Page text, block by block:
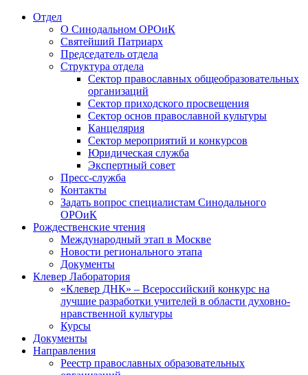
Отдел
О Синодальном ОРОиК
Святейший Патриарх
Председатель отдела
Структура отдела
Сектор православных общеобразовательных
организаций
Сектор приходского просвещения
Сектор основ православной культуры
Канцелярия
Сектор мероприятий и конкурсов
Юридическая служба
Экспертный совет
Пресс-служба
Контакты
Задать вопрос специалистам Синодального
ОРОиК
Рождественские чтения
Международный этап в Москве
Новости регионального этапа
Документы
Клевер Лаборатория
«Клевер ДНК» – Всероссийский конкурс на
лучшие разработки учителей в области духовно-
нравственной культуры
Курсы
Документы
Направления
Реестр православных образовательных